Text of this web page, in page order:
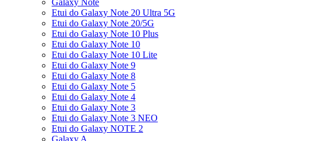
Galaxy Note
Etui do Galaxy Note 20 Ultra 5G
Etui do Galaxy Note 20/5G
Etui do Galaxy Note 10 Plus
Etui do Galaxy Note 10
Etui do Galaxy Note 10 Lite
Etui do Galaxy Note 9
Etui do Galaxy Note 8
Etui do Galaxy Note 5
Etui do Galaxy Note 4
Etui do Galaxy Note 3
Etui do Galaxy Note 3 NEO
Etui do Galaxy NOTE 2
Galaxy A